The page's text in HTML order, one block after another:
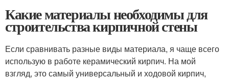
Какие материалы необходимы для
строительства кирпичной стены
Если сравнивать разные виды материала, я чаще всего
использую в работе керамический кирпич. На мой
взгляд, это самый универсальный и ходовой кирпич,